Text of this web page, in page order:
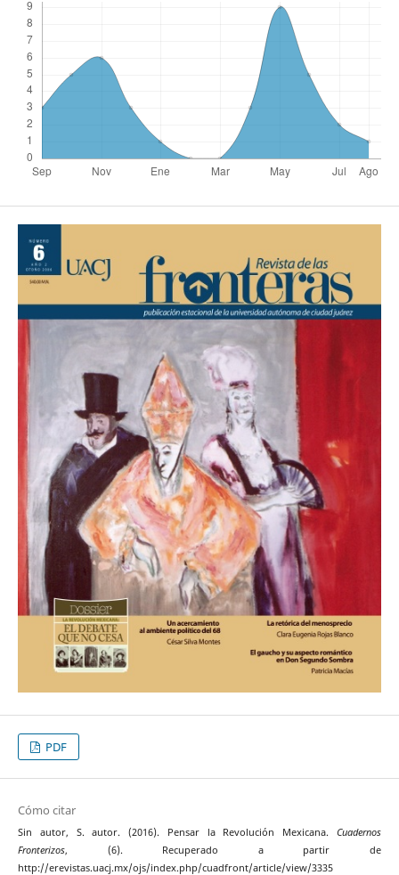
PDF
Cómo citar
Sin autor, S. autor. (2016). Pensar la Revolución Mexicana.Cuadernos
Fronterizos, (6). Recuperado a partir de
http://erevistas.uacj.mx/ojs/index.php/cuadfront/article/view/3335